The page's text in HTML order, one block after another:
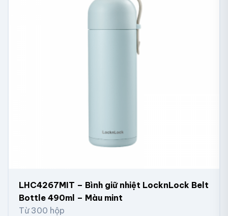
LHC4267MIT – Bình giữ nhiệt LocknLock Belt
Bottle 490ml – Màu mint
Từ 300 hộp